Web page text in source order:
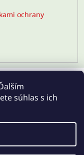
súhlas s ich
ochrany